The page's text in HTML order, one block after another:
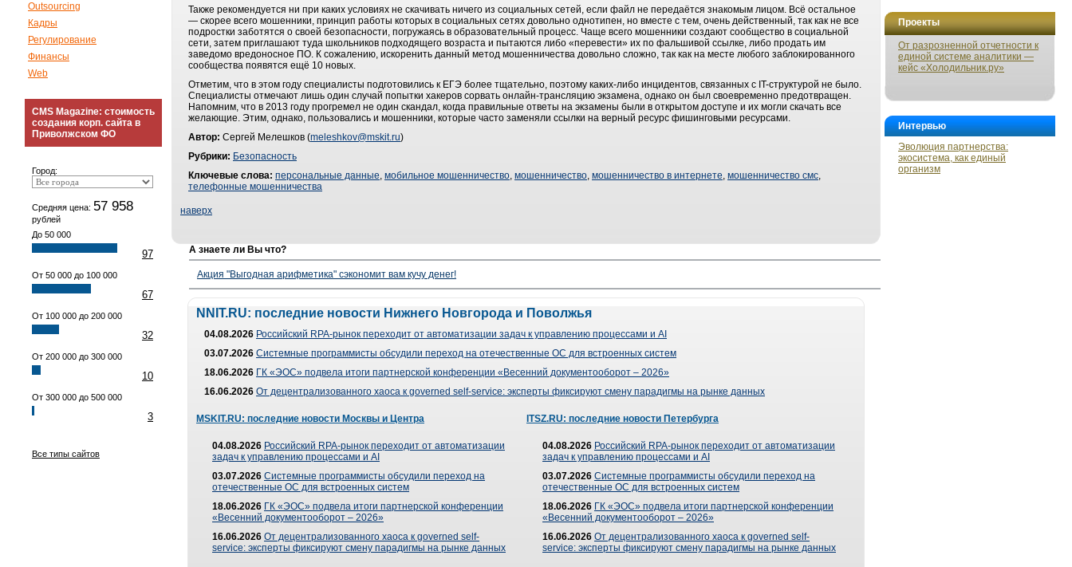
Outsourcing
Кадры
Регулирование
Финансы
Web
CMS Magazine: стоимость
создания корп. сайта в
Приволжском ФО
Город:
Средняя цена: 57 958
рублей
До 50 000
97
От 50 000 до 100 000
67
От 100 000 до 200 000
32
От 200 000 до 300 000
10
От 300 000 до 500 000
3
Все типы сайтов
Проекты
От разрозненной отчетности к
единой системе аналитики —
кейс «Холодильник.ру»
Интервью
Эволюция партнерства:
экосистема, как единый
организм
Также рекомендуется ни при каких условиях не скачивать ничего из социальных сетей, если файл не передаётся знакомым лицом. Всё остальное
— скорее всего мошенники, принцип работы которых в социальных сетях довольно однотипен, но вместе с тем, очень действенный, так как не все
подростки заботятся о своей безопасности, погружаясь в образовательный процесс. Чаще всего мошенники создают сообщество в социальной
сети, затем приглашают туда школьников подходящего возраста и пытаются либо «перевести» их по фальшивой ссылке, либо продать им
заведомо вредоносное ПО. К сожалению, искоренить данный метод мошенничества довольно сложно, так как на месте любого заблокированного
сообщества появятся ещё 10 новых.
Отметим, что в этом году специалисты подготовились к ЕГЭ более тщательно, поэтому каких-либо инцидентов, связанных с IT-структурой не было.
Специалисты отмечают лишь один случай попытки хакеров сорвать онлайн-трансляцию экзамена, однако он был своевременно предотвращен.
Напомним, что в 2013 году прогремел не один скандал, когда правильные ответы на экзамены были в открытом доступе и их могли скачать все
желающие. Этим, однако, пользовались и мошенники, которые часто заменяли ссылки на верный ресурс фишинговыми ресурсами.
Автор: Сергей Мелешков (meleshkov@mskit.ru)
Рубрики: Безопасность
Ключевые слова: персональные данные, мобильное мошенничество, мошенничество, мошенничество в интернете, мошенничество смс,
телефонные мошенничества
наверх
А знаете ли Вы что?
Акция "Выгодная арифметика" сэкономит вам кучу денег!
NNIT.RU: последние новости Нижнего Новгорода и Поволжья
04.08.2026 Российский RPA-рынок переходит от автоматизации задач к управлению процессами и AI
03.07.2026 Системные программисты обсудили переход на отечественные ОС для встроенных систем
18.06.2026 ГК «ЭОС» подвела итоги партнерской конференции «Весенний документооборот – 2026»
16.06.2026 От децентрализованного хаоса к governed self-service: эксперты фиксируют смену парадигмы на рынке данных
MSKIT.RU: последние новости Москвы и Центра
04.08.2026 Российский RPA-рынок переходит от автоматизации
задач к управлению процессами и AI
03.07.2026 Системные программисты обсудили переход на
отечественные ОС для встроенных систем
18.06.2026 ГК «ЭОС» подвела итоги партнерской конференции
«Весенний документооборот – 2026»
16.06.2026 От децентрализованного хаоса к governed self-
service: эксперты фиксируют смену парадигмы на рынке данных
ITSZ.RU: последние новости Петербурга
04.08.2026 Российский RPA-рынок переходит от автоматизации
задач к управлению процессами и AI
03.07.2026 Системные программисты обсудили переход на
отечественные ОС для встроенных систем
18.06.2026 ГК «ЭОС» подвела итоги партнерской конференции
«Весенний документооборот – 2026»
16.06.2026 От децентрализованного хаоса к governed self-
service: эксперты фиксируют смену парадигмы на рынке данных